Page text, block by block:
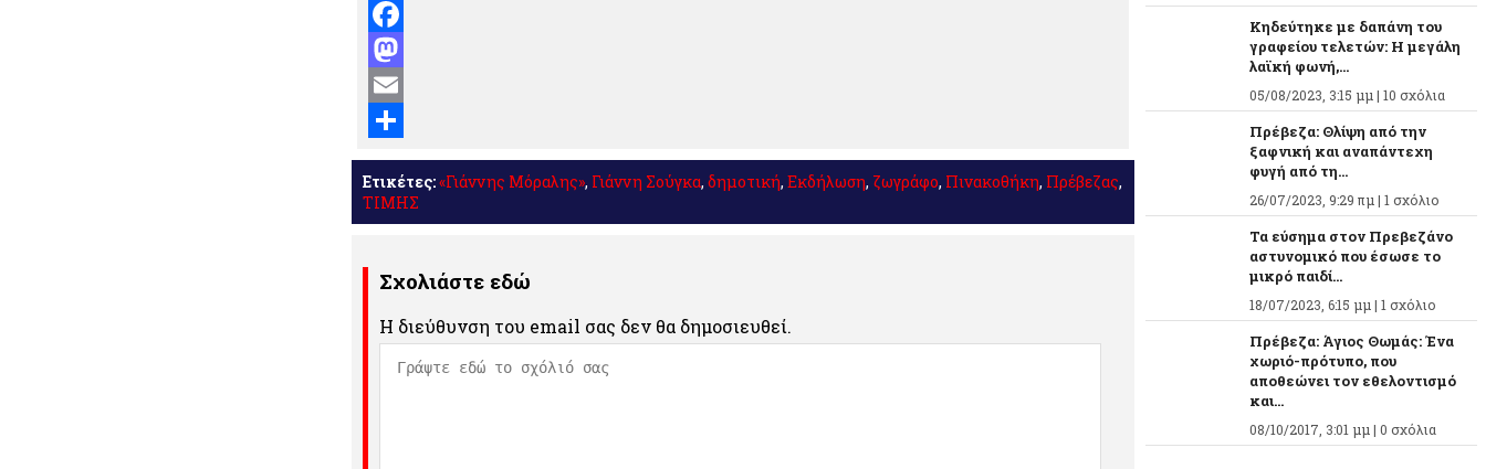
Facebook
Mastodon
Email
Μοιραστείτε
Ετικέτες:«Γιάννης Μόραλης», Γιάννη Σούγκα, δημοτική, Εκδήλωση, ζωγράφο, Πινακοθήκη, Πρέβεζας,
ΤΙΜΗΣ
Σχολιάστε εδώ
Η διεύθυνση του email σας δεν θα δημοσιευθεί.
Κηδεύτηκε με δαπάνη του
γραφείου τελετών: Η μεγάλη
λαϊκή φωνή,...
05/08/2023, 3:15 μμ | 10 σχόλια
Πρέβεζα: Θλίψη από την
ξαφνική και αναπάντεχη
φυγή από τη...
26/07/2023, 9:29 πμ | 1 σχόλιο
Τα εύσημα στον Πρεβεζάνο
αστυνομικό που έσωσε το
μικρό παιδί...
18/07/2023, 6:15 μμ | 1 σχόλιο
Πρέβεζα: Άγιος Θωμάς: Ένα
χωριό-πρότυπο, που
αποθεώνει τον εθελοντισμό
και...
08/10/2017, 3:01 μμ | 0 σχόλια